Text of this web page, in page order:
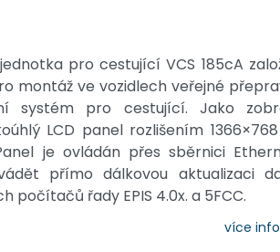
pro cestující VCS 185cA
montáž ve vozidlech veřejné
systém pro cestující. Jako
LCD panel rozlišením
je ovládán přes sběrnici
přímo dálkovou aktualizaci
počítačů řady EPIS 4.0x. a 5FCC.
více